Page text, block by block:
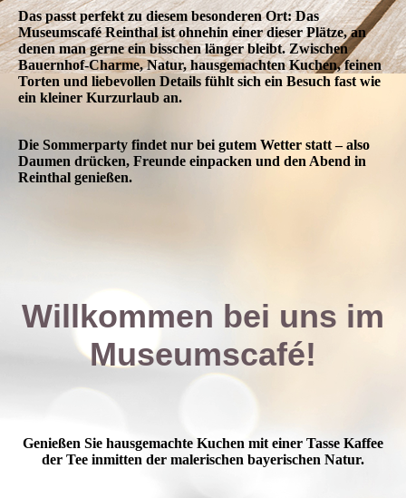
Das passt perfekt zu diesem besonderen Ort: Das
Museumscafé Reinthal ist ohnehin einer dieser Plätze, an
denen man gerne ein bisschen länger bleibt. Zwischen
Bauernhof-Charme, Natur, hausgemachten Kuchen, feinen
Torten und liebevollen Details fühlt sich ein Besuch fast wie
ein kleiner Kurzurlaub an.
Die Sommerparty findet nur bei gutem Wetter statt – also
Daumen drücken, Freunde einpacken und den Abend in
Reinthal genießen.
Willkommen bei uns im
Museumscafé!
Genießen Sie hausgemachte Kuchen mit einer Tasse Kaffee
der Tee inmitten der malerischen bayerischen Natur.